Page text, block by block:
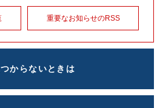
重要なお知らせのRSS
つからないときは